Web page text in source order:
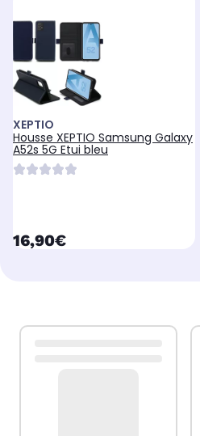
XEPTIO
Housse XEPTIO Samsung Galaxy
A52s 5G Etui bleu
currentPrice
16,90€